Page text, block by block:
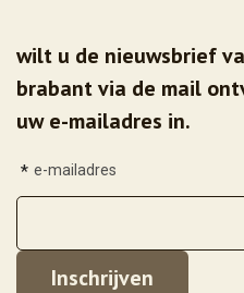
wilt u de nieuwsbrief
brabant via de mail
uw e-mailadres in.
e-mailadres
*